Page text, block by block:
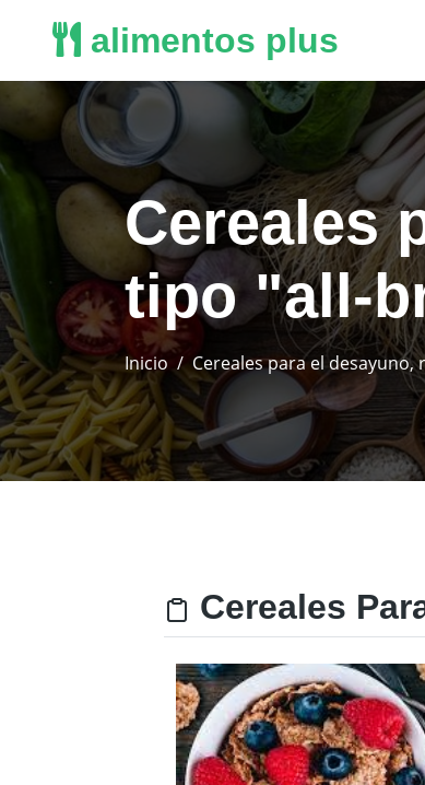
alimentos plus
Cereales
tipo "all-
Inicio Cereales para el
Cereales